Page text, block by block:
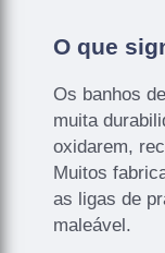
O que
Os banhos
muita
oxidarem,
Muitos
as ligas de
maleável.